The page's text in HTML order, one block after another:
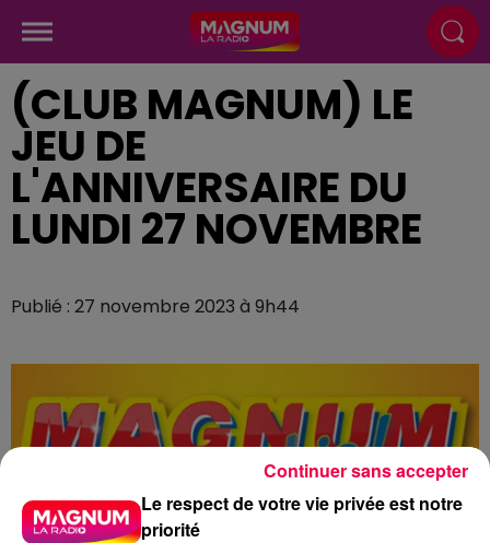
(CLUB MAGNUM) LE
JEU DE
L'ANNIVERSAIRE DU
LUNDI 27 NOVEMBRE
Publié : 27 novembre 2023 à 9h44
Le respect de votre vie privée est notre
priorité
Continuer sans accepter